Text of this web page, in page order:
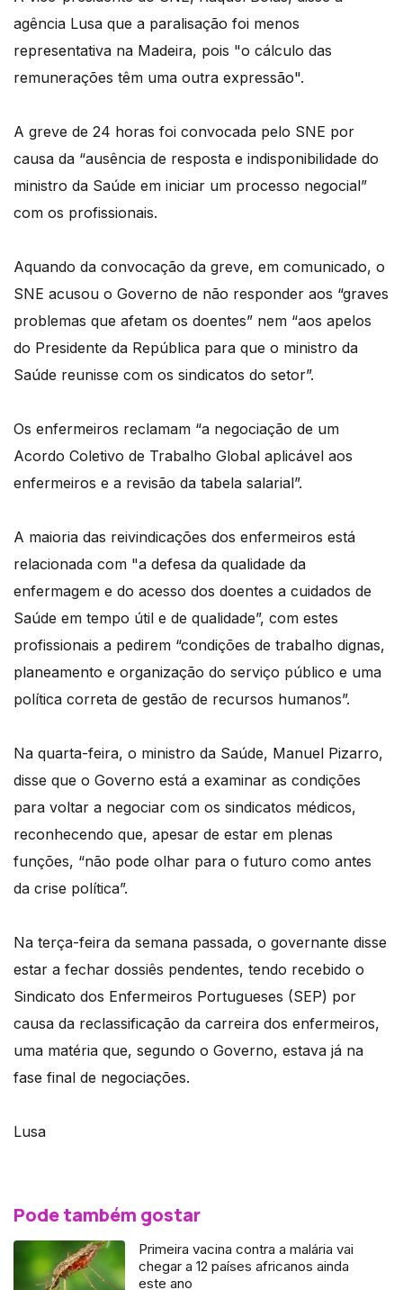
agência Lusa que a paralisação foi menos
representativa na Madeira, pois "o cálculo das
remunerações têm uma outra expressão".
A greve de 24 horas foi convocada pelo SNE por
causa da “ausência de resposta e indisponibilidade do
ministro da Saúde em iniciar um processo negocial”
com os profissionais.
Aquando da convocação da greve, em comunicado, o
SNE acusou o Governo de não responder aos “graves
problemas que afetam os doentes” nem “aos apelos
do Presidente da República para que o ministro da
Saúde reunisse com os sindicatos do setor”.
Os enfermeiros reclamam “a negociação de um
Acordo Coletivo de Trabalho Global aplicável aos
enfermeiros e a revisão da tabela salarial”.
A maioria das reivindicações dos enfermeiros está
relacionada com "a defesa da qualidade da
enfermagem e do acesso dos doentes a cuidados de
Saúde em tempo útil e de qualidade”, com estes
profissionais a pedirem “condições de trabalho dignas,
planeamento e organização do serviço público e uma
política correta de gestão de recursos humanos”.
Na quarta-feira, o ministro da Saúde, Manuel Pizarro,
disse que o Governo está a examinar as condições
para voltar a negociar com os sindicatos médicos,
reconhecendo que, apesar de estar em plenas
funções, “não pode olhar para o futuro como antes
da crise política”.
Na terça-feira da semana passada, o governante disse
estar a fechar dossiês pendentes, tendo recebido o
Sindicato dos Enfermeiros Portugueses (SEP) por
causa da reclassificação da carreira dos enfermeiros,
uma matéria que, segundo o Governo, estava já na
fase final de negociações.
Lusa
Pode também gostar
Primeira vacina contra a malária vai
chegar a 12 países africanos ainda
este ano